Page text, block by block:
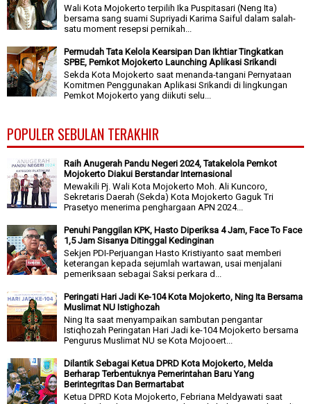
Wali Kota Mojokerto terpilih Ika Puspitasari (Neng Ita)
bersama sang suami Supriyadi Karima Saiful dalam salah-
satu moment resepsi pernikah...
Permudah Tata Kelola Kearsipan Dan Ikhtiar Tingkatkan
SPBE, Pemkot Mojokerto Launching Aplikasi Srikandi
Sekda Kota Mojokerto saat menanda-tangani Pernyataan
Komitmen Penggunakan Aplikasi Srikandi di lingkungan
Pemkot Mojokerto yang diikuti selu...
POPULER SEBULAN TERAKHIR
Raih Anugerah Pandu Negeri 2024, Tatakelola Pemkot
Mojokerto Diakui Berstandar Internasional
Mewakili Pj. Wali Kota Mojokerto Moh. Ali Kuncoro,
Sekretaris Daerah (Sekda) Kota Mojokerto Gaguk Tri
Prasetyo menerima penghargaan APN 2024...
Penuhi Panggilan KPK, Hasto Diperiksa 4 Jam, Face To Face
1,5 Jam Sisanya Ditinggal Kedinginan
Sekjen PDI-Perjuangan Hasto Kristiyanto saat memberi
keterangan kepada sejumlah wartawan, usai menjalani
pemeriksaan sebagai Saksi perkara d...
Peringati Hari Jadi Ke-104 Kota Mojokerto, Ning Ita Bersama
Muslimat NU Istighozah
Ning Ita saat menyampaikan sambutan pengantar
Istiqhozah Peringatan Hari Jadi ke-104 Mojokerto bersama
Pengurus Muslimat NU se Kota Mojooert...
Dilantik Sebagai Ketua DPRD Kota Mojokerto, Melda
Berharap Terbentuknya Pemerintahan Baru Yang
Berintegritas Dan Bermartabat
Ketua DPRD Kota Mojokerto, Febriana Meldyawati saat